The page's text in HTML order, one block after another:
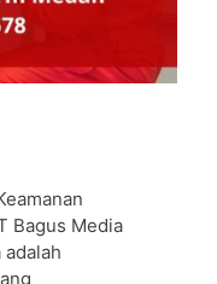
Bagus Media
adalah